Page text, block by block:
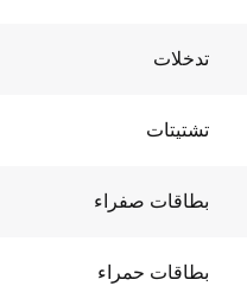
تدخلات
تشتيتات
بطاقات صفراء
بطاقات حمراء